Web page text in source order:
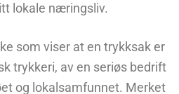
lokale næringsliv.
som viser at en trykksak er
trykkeri, av en seriøs bedrift
og lokalsamfunnet. Merket